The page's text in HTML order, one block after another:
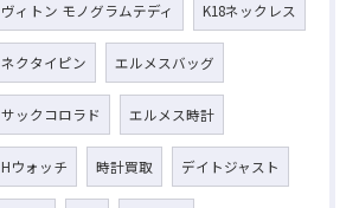
ヴィトン モノグラムテディ K18ネックレス
ネクタイピン エルメスバッグ
サックコロラド エルメス時計
Hウォッチ 時計買取 デイトジャスト